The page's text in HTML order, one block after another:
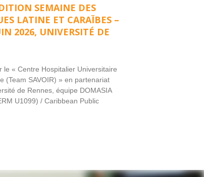
SEMAINE DES
LATINE ET CARAÏBES –
2026, UNIVERSITÉ DE
le « Centre Hospitalier Universitaire
(Team SAVOIR) » en partenariat
de Rennes, équipe DOMASIA
U1099) / Caribbean Public